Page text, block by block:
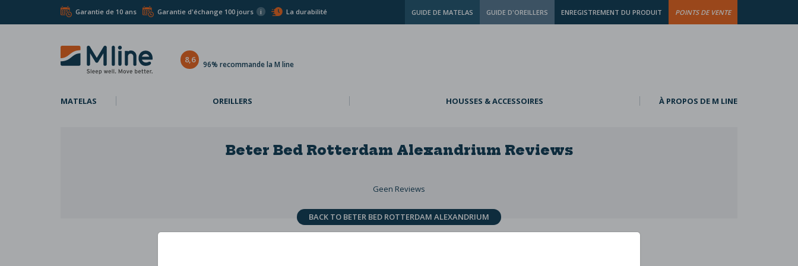
Garantie de 10 ans Garantie d'échange 100 jours i La durabilité GUIDE DE MATELAS GUIDE D'OREILLERS ENREGISTREMENT DU PRODUIT POINTS DE VENTE
8,6 96% recommande la M line
MATELAS OREILLERS HOUSSES & ACCESSOIRES À PROPOS DE M LINE
Beter Bed Rotterdam Alexandrium Reviews
Geen Reviews
BACK TO BETER BED ROTTERDAM ALEXANDRIUM